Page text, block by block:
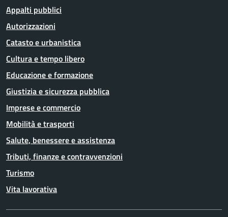
Appalti pubblici
Autorizzazioni
Catasto e urbanistica
Cultura e tempo libero
Educazione e formazione
Giustizia e sicurezza pubblica
Imprese e commercio
Mobilità e trasporti
Salute, benessere e assistenza
Tributi, finanze e contravvenzioni
Turismo
Vita lavorativa